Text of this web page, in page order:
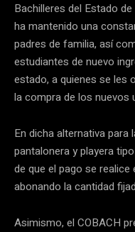
Bachilleres del Estado
ha mantenido una
padres de familia, así
estudiantes de nuevo
estado, a quienes se les
la compra de los nuevos
En dicha alternativa para
pantalonera y playera
de que el pago se
abonando la cantidad
Asimismo, el COBACH